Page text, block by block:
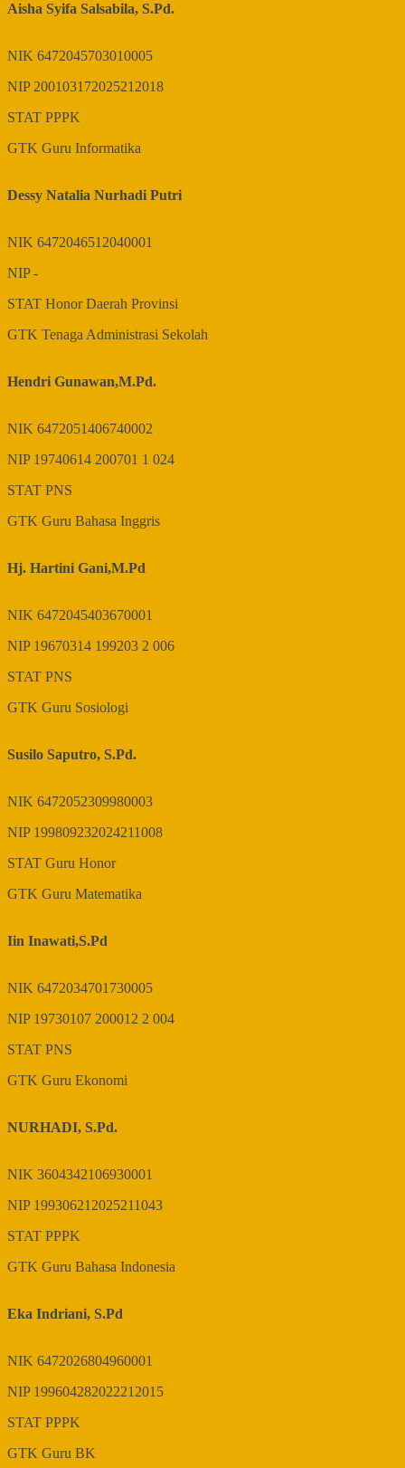
Aisha Syifa Salsabila, S.Pd.
NIK 6472045703010005
NIP200103172025212018
STAT PPPK
GTK Guru Informatika
Dessy Natalia Nurhadi Putri
NIK 6472046512040001
NIP-
STAT Honor Daerah Provinsi
GTK Tenaga Administrasi Sekolah
Hendri Gunawan,M.Pd.
NIK 6472051406740002
NIP 19740614 200701 1 024
STAT PNS
GTK Guru Bahasa Inggris
Hj. Hartini Gani,M.Pd
NIK 6472045403670001
NIP 19670314 199203 2 006
STAT PNS
GTK Guru Sosiologi
Susilo Saputro, S.Pd.
NIK 6472052309980003
NIP 199809232024211008
STAT Guru Honor
GTK Guru Matematika
Iin Inawati,S.Pd
NIK 6472034701730005
NIP 19730107 200012 2 004
STAT PNS
GTK Guru Ekonomi
NURHADI, S.Pd.
NIK 3604342106930001
NIP 199306212025211043
STAT PPPK
GTK Guru Bahasa Indonesia
Eka Indriani, S.Pd
NIK 6472026804960001
NIP 199604282022212015
STAT PPPK
GTK Guru BK